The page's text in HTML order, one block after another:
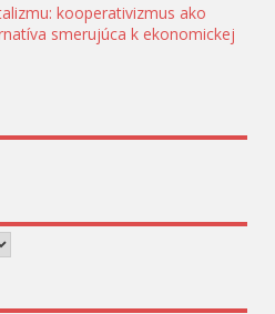
kooperativizmus ako
smerujúca k ekonomickej